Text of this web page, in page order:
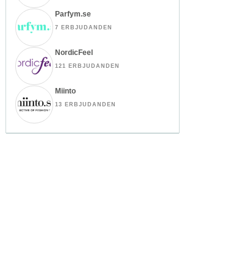
Parfym.se
7 ERBJUDANDEN
NordicFeel
121 ERBJUDANDEN
Miinto
13 ERBJUDANDEN